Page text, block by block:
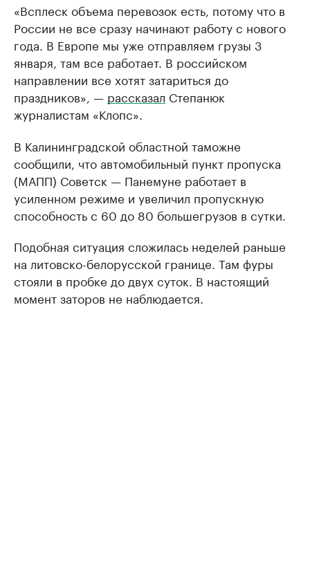
«Всплеск объема перевозок есть, потому что в
России не все сразу начинают работу с нового
года. В Европе мы уже отправляем грузы 3
января, там все работает. В российском
направлении все хотят затариться до
праздников», — рассказал Степанюк
журналистам «Клопс».
В Калининградской областной таможне
сообщили, что автомобильный пункт пропуска
(МАПП) Советск — Панемуне работает в
усиленном режиме и увеличил пропускную
способность с 60 до 80 большегрузов в сутки.
Подобная ситуация сложилась неделей раньше
на литовско-белорусской границе. Там фуры
стояли в пробке до двух суток. В настоящий
момент заторов не наблюдается.